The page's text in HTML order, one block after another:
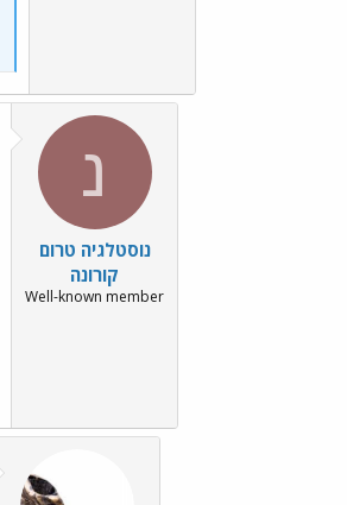
נ
נוסטלגיה טרום
קורונה
Well-known member